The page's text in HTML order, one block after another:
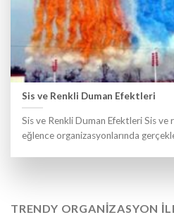
Sis ve Renkli Duman Efektleri
Sis ve Renkli Duman Efektleri Sis ve
eğlence organizasyonlarında
TRENDY ORGANIZASYON